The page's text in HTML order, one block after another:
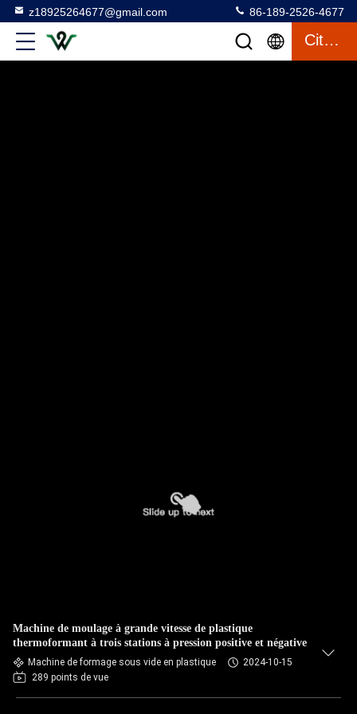
z18925264677@gmail.com 86-189-2526-4677
Citation
Machine de moulage à grande vitesse de plastique
thermoformant à trois stations à pression positive et négative
Machine de formage sous vide en plastique
2024-10-15
289 points de vue